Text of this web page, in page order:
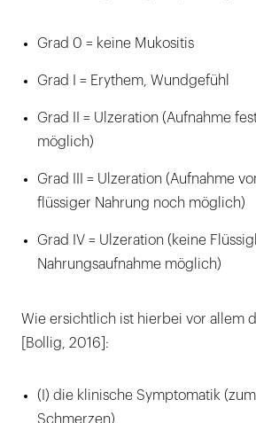
Grad 0 = keine Mukositis
Grad I = Erythem, Wundgefühl
Grad II = Ulzeration (Aufnahme
möglich)
Grad III = Ulzeration (Aufnahme
flüssiger Nahrung noch möglich)
Grad IV = Ulzeration (keine
Nahrungsaufnahme möglich)
Wie ersichtlich ist hierbei vor allem
[Bollig, 2016]:
(I) die klinische Symptomatik
Schmerzen),